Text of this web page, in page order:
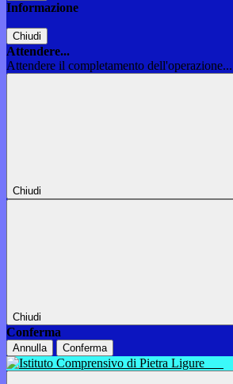
Informazione
Chiudi
Attendere...
Attendere il completamento dell'operazione...
Chiudi
Chiudi
Conferma
Annulla Conferma